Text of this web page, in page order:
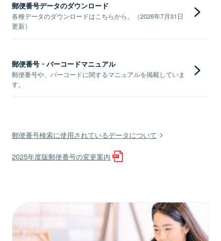
郵便番号データのダウンロード
各種データのダウンロードはこちらから。（2026年7月31日
更新）
郵便番号・バーコードマニュアル
郵便番号や、バーコードに関するマニュアルを掲載していま
す。
郵便番号検索に使用されているデータについて
2025年度版郵便番号の変更案内